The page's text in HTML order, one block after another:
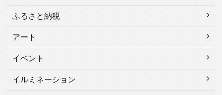
ふるさと納税
アート
イベント
イルミネーション